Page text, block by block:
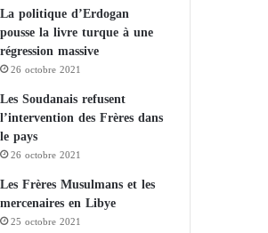
La politique d’Erdogan
pousse la livre turque à une
régression massive
26 octobre 2021
Les Soudanais refusent
l’intervention des Frères dans
le pays
26 octobre 2021
Les Frères Musulmans et les
mercenaires en Libye
25 octobre 2021